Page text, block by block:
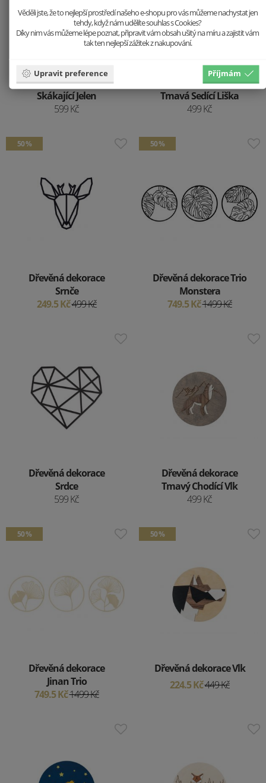
Dřevěná dekorace
Skákající Jelen
599 Kč
Dřevěná dekorace
Tmavá Sedící Liška
499 Kč
50 %
Dřevěná dekorace
Srnče
249.5 Kč499 Kč
50 %
Dřevěná dekorace Trio
Monstera
749.5 Kč1499 Kč
Dřevěná dekorace
Srdce
599 Kč
Dřevěná dekorace
Tmavý Chodící Vlk
499 Kč
50 %
Dřevěná dekorace
Jinan Trio
749.5 Kč1499 Kč
50 %
Dřevěná dekorace Vlk
224.5 Kč449 Kč
Věděli jste, že to nejlepší prostředí našeho e-shopu pro vás můžeme nachystat jen
tehdy, když nám udělíte souhlas s Cookies?
Díky nim vás můžeme lépe poznat, připravit vám obsah ušitý na míru a zajistit vám
tak ten nejlepší zážitek z nakupování.
Upravit preference Příjmám